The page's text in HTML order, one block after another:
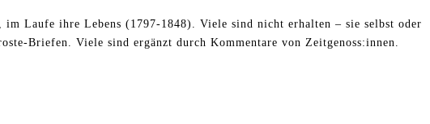
Laufe ihre Lebens (1797-1848). Viele sind nicht erhalten – sie selbst oder
Briefen. Viele sind ergänzt durch Kommentare von Zeitgenoss:innen.